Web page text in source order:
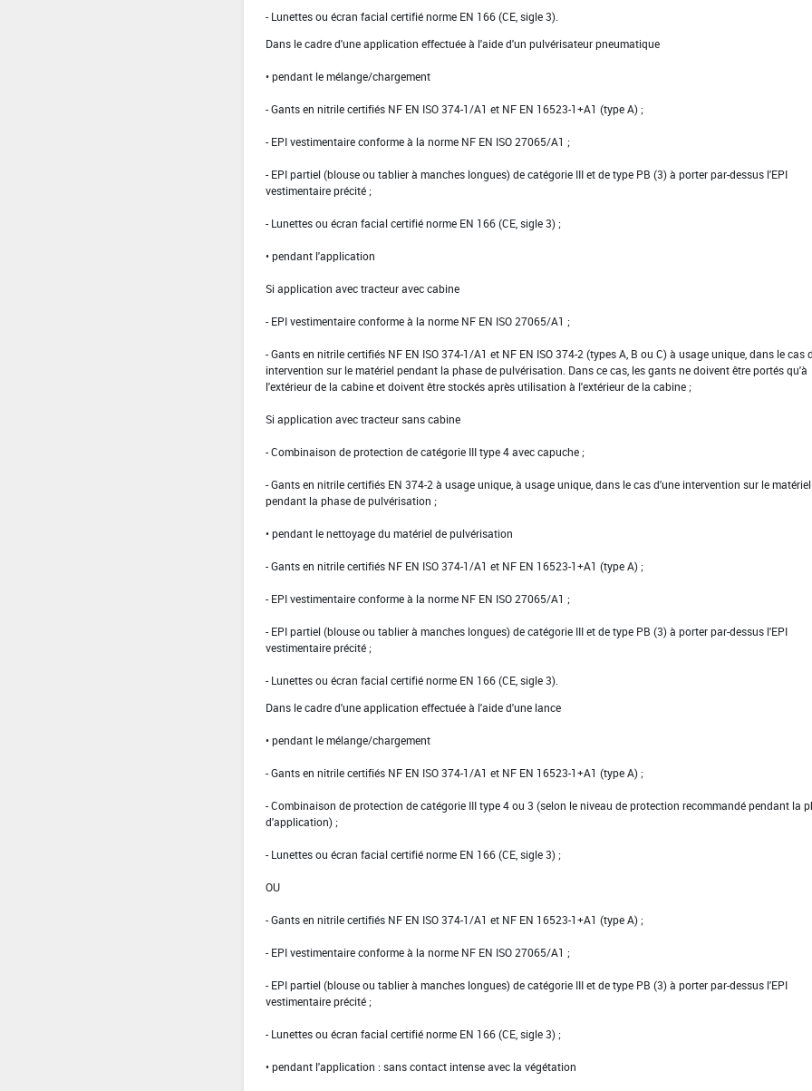
- Lunettes ou écran facial certifié norme EN 166 (CE, sigle 3).
Dans le cadre d'une application effectuée à l'aide d'un pulvérisateur pneumatique
• pendant le mélange/chargement
- Gants en nitrile certifiés NF EN ISO 374-1/A1 et NF EN 16523-1+A1 (type A) ;
- EPI vestimentaire conforme à la norme NF EN ISO 27065/A1 ;
- EPI partiel (blouse ou tablier à manches longues) de catégorie III et de type PB (3) à porter par-dessus l'EPI
vestimentaire précité ;
- Lunettes ou écran facial certifié norme EN 166 (CE, sigle 3) ;
• pendant l'application
Si application avec tracteur avec cabine
- EPI vestimentaire conforme à la norme NF EN ISO 27065/A1 ;
- Gants en nitrile certifiés NF EN ISO 374-1/A1 et NF EN ISO 374-2 (types A, B ou C) à usage unique, dans le cas
intervention sur le matériel pendant la phase de pulvérisation. Dans ce cas, les gants ne doivent être portés qu'à
l'extérieur de la cabine et doivent être stockés après utilisation à l'extérieur de la cabine ;
Si application avec tracteur sans cabine
- Combinaison de protection de catégorie III type 4 avec capuche ;
- Gants en nitrile certifiés EN 374-2 à usage unique, à usage unique, dans le cas d'une intervention sur le matériel
pendant la phase de pulvérisation ;
• pendant le nettoyage du matériel de pulvérisation
- Gants en nitrile certifiés NF EN ISO 374-1/A1 et NF EN 16523-1+A1 (type A) ;
- EPI vestimentaire conforme à la norme NF EN ISO 27065/A1 ;
- EPI partiel (blouse ou tablier à manches longues) de catégorie III et de type PB (3) à porter par-dessus l'EPI
vestimentaire précité ;
- Lunettes ou écran facial certifié norme EN 166 (CE, sigle 3).
Dans le cadre d'une application effectuée à l'aide d'une lance
• pendant le mélange/chargement
- Gants en nitrile certifiés NF EN ISO 374-1/A1 et NF EN 16523-1+A1 (type A) ;
- Combinaison de protection de catégorie III type 4 ou 3 (selon le niveau de protection recommandé pendant la
d'application) ;
- Lunettes ou écran facial certifié norme EN 166 (CE, sigle 3) ;
OU
- Gants en nitrile certifiés NF EN ISO 374-1/A1 et NF EN 16523-1+A1 (type A) ;
- EPI vestimentaire conforme à la norme NF EN ISO 27065/A1 ;
- EPI partiel (blouse ou tablier à manches longues) de catégorie III et de type PB (3) à porter par-dessus l'EPI
vestimentaire précité ;
- Lunettes ou écran facial certifié norme EN 166 (CE, sigle 3) ;
• pendant l'application : sans contact intense avec la végétation